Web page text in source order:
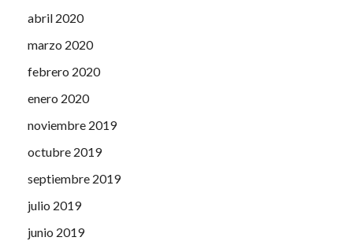
abril 2020
marzo 2020
febrero 2020
enero 2020
noviembre 2019
octubre 2019
septiembre 2019
julio 2019
junio 2019